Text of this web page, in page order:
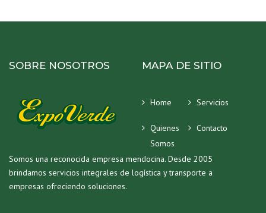
SOBRE NOSOTROS
Somos una reconocida empresa mendocina. Desde 2005
brindamos servicios integrales de logística y transporte a
empresas ofreciendo soluciones.
MAPA DE SITIO
Home Servicios
Quienes
Somos
Contacto